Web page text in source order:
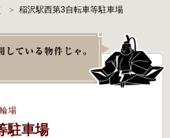
ご契約の流れ
駐輪場オーナー様へ
稲沢駅西第3自転車等駐車場
場
駐車場